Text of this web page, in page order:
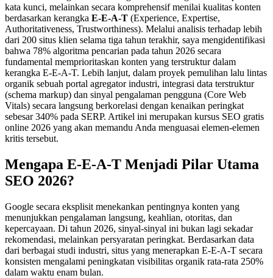
kata kunci, melainkan secara komprehensif menilai kualitas konten
berdasarkan kerangka E-E-A-T (Experience, Expertise,
Authoritativeness, Trustworthiness). Melalui analisis terhadap lebih
dari 200 situs klien selama tiga tahun terakhir, saya mengidentifikasi
bahwa 78% algoritma pencarian pada tahun 2026 secara
fundamental memprioritaskan konten yang terstruktur dalam
kerangka E-E-A-T. Lebih lanjut, dalam proyek pemulihan lalu lintas
organik sebuah portal agregator industri, integrasi data terstruktur
(schema markup) dan sinyal pengalaman pengguna (Core Web
Vitals) secara langsung berkorelasi dengan kenaikan peringkat
sebesar 340% pada SERP. Artikel ini merupakan kursus SEO gratis
online 2026 yang akan memandu Anda menguasai elemen-elemen
kritis tersebut.
Mengapa E-E-A-T Menjadi Pilar Utama
SEO 2026?
Google secara eksplisit menekankan pentingnya konten yang
menunjukkan pengalaman langsung, keahlian, otoritas, dan
kepercayaan. Di tahun 2026, sinyal-sinyal ini bukan lagi sekadar
rekomendasi, melainkan persyaratan peringkat. Berdasarkan data
dari berbagai studi industri, situs yang menerapkan E-E-A-T secara
konsisten mengalami peningkatan visibilitas organik rata-rata 250%
dalam waktu enam bulan.